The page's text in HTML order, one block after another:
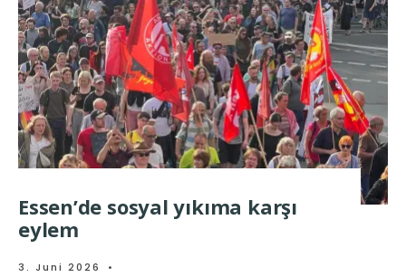
Essen’de sosyal yıkıma karşı
eylem
3. Juni 2026 •